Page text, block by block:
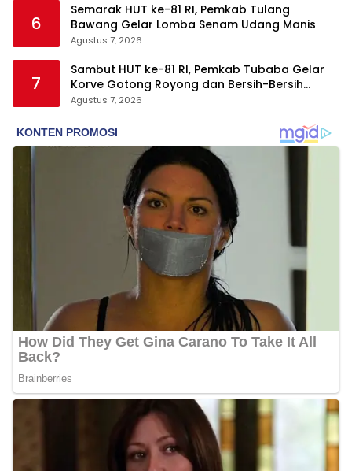
6
Semarak HUT ke-81 RI, Pemkab Tulang
Bawang Gelar Lomba Senam Udang Manis
Agustus 7, 2026
7
Sambut HUT ke-81 RI, Pemkab Tubaba Gelar
Korve Gotong Royong dan Bersih-Bersih
Serentak
Agustus 7, 2026